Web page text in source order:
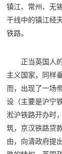
镇江、常州、无
干线中的镇江经
铁路。
正当英国人
主义国家，同样
而，出现了一场
设（主要是沪宁
淞沪铁路开办时
筑，京汉铁路贷
由，向清政府提